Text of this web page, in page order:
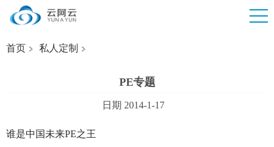
首页 私人定制
PE专题
日期 2014-1-17
谁是中国未来PE之王